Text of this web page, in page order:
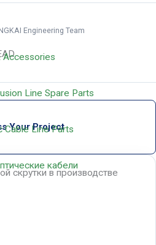
Accessories
Line Spare Parts
Cable Line Parts
кабели
Engineering Team
Your Project